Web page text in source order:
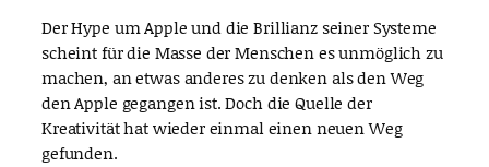
Der Hype um Apple und die Brillianz seiner Systeme
scheint für die Masse der Menschen es unmöglich zu
machen, an etwas anderes zu denken als den Weg
den Apple gegangen ist. Doch die Quelle der
Kreativität hat wieder einmal einen neuen Weg
gefunden.